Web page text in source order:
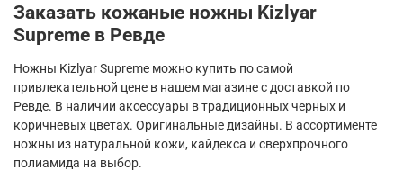
Заказать кожаные ножны Kizlyar
Supreme в Ревде
Ножны Kizlyar Supreme можно купить по самой
привлекательной цене в нашем магазине с доставкой по
Ревде. В наличии аксессуары в традиционных черных и
коричневых цветах. Оригинальные дизайны. В ассортименте
ножны из натуральной кожи, кайдекса и сверхпрочного
полиамида на выбор.